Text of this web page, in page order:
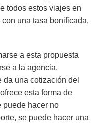
todos estos viajes en
una tasa bonificada,
a esta propuesta
a la agencia.
da una cotización del
esta forma de
puede hacer no
se puede hacer una